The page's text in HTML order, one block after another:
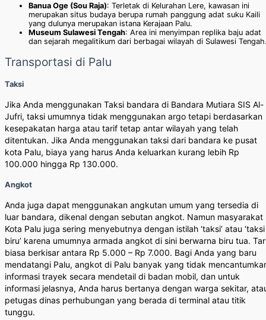
Banua Oge (Sou Raja): Terletak di Kelurahan Lere, kawasan ini
merupakan situs budaya berupa rumah panggung adat suku Kaili
yang dulunya merupakan istana Kerajaan Palu.
Museum Sulawesi Tengah: Area ini menyimpan replika baju adat
dan sejarah megalitikum dari berbagai wilayah di Sulawesi
Transportasi di Palu
Taksi
Jika Anda menggunakan Taksi bandara di Bandara Mutiara SIS Al-
Jufri, taksi umumnya tidak menggunakan argo tetapi berdasarkan
kesepakatan harga atau tarif tetap antar wilayah yang telah
ditentukan. Jika Anda menggunakan taksi dari bandara ke pusat
kota Palu, biaya yang harus Anda keluarkan kurang lebih Rp
100.000 hingga Rp 130.000.
Angkot
Anda juga dapat menggunakan angkutan umum yang tersedia di
luar bandara, dikenal dengan sebutan angkot. Namun masyarakat
Kota Palu juga sering menyebutnya dengan istilah ‘taksi’ atau ‘taksi
biru’ karena umumnya armada angkot di sini berwarna biru tua.
biasa berkisar antara Rp 5.000 – Rp 7.000. Bagi Anda yang baru
mendatangi Palu, angkot di Palu banyak yang tidak
informasi trayek secara mendetail di badan mobil, dan untuk
informasi jelasnya, Anda harus bertanya dengan warga sekitar,
petugas dinas perhubungan yang berada di terminal atau titik
tunggu.